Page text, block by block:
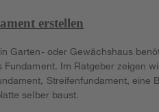
erstellen
Garten- oder Gewächshaus
Fundament. Im Ratgeber zeigen
Streifenfundament, eine
selber baust.